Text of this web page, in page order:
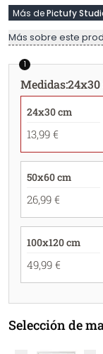
Más dePictufy
Más sobre este
1
Medidas:24x30
24x30 cm
13,99 €
50x60 cm
26,99 €
100x120 cm
49,99 €
Selección de